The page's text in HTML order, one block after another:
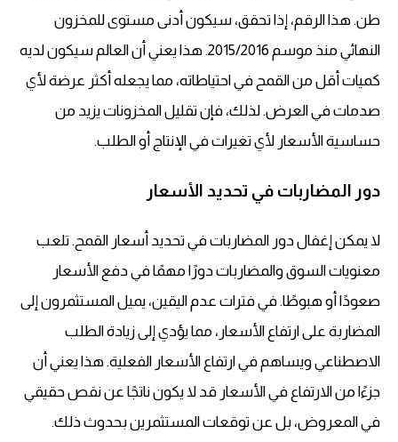
طن. هذا الرقم، إذا تحقق، سيكون أدنى مستوى للمخزون
النهائي منذ موسم 2015/2016. هذا يعني أن العالم سيكون لديه
كميات أقل من القمح في احتياطاته، مما يجعله أكثر عرضة لأي
صدمات في العرض. لذلك، فإن تقليل المخزونات يزيد من
حساسية الأسعار لأي تغيرات في الإنتاج أو الطلب.
دور المضاربات في تحديد الأسعار
لا يمكن إغفال دور المضاربات فيتحديد أسعار القمح. تلعب
معنويات السوق والمضاربات دورًا مهمًا في دفع الأسعار
صعودًا أو هبوطًا. في فترات عدم اليقين، يميل المستثمرون إلى
المضاربة على ارتفاع الأسعار، مما يؤدي إلى زيادة الطلب
الاصطناعي ويساهم في ارتفاع الأسعار الفعلية. هذا يعني أن
جزءًا من الارتفاع في الأسعار قد لا يكون ناتجًا عن نقص حقيقي
في المعروض، بل عن توقعات المستثمرين بحدوث ذلك.